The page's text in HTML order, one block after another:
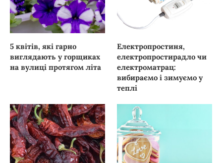
5 квітів, які гарно
виглядають у горщиках
на вулиці протягом літа
Електропростиня,
електропростирадло чи
електроматрац:
вибираємо і зимуємо у
теплі